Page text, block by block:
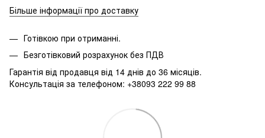
Більше інформації про доставку
Готівкою при отриманні.
Безготівковий розрахунок без ПДВ
Гарантія від продавця від 14 днів до 36 місяців.
Консультація за телефоном: +38093 222 99 88